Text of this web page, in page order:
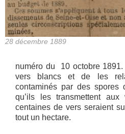
28 décembre 1889
numéro du 10 octobre 1891.
vers blancs et de les
contaminés par des spores
qu’ils les transmettent aux
centaines de vers seraient
tout un hectare.